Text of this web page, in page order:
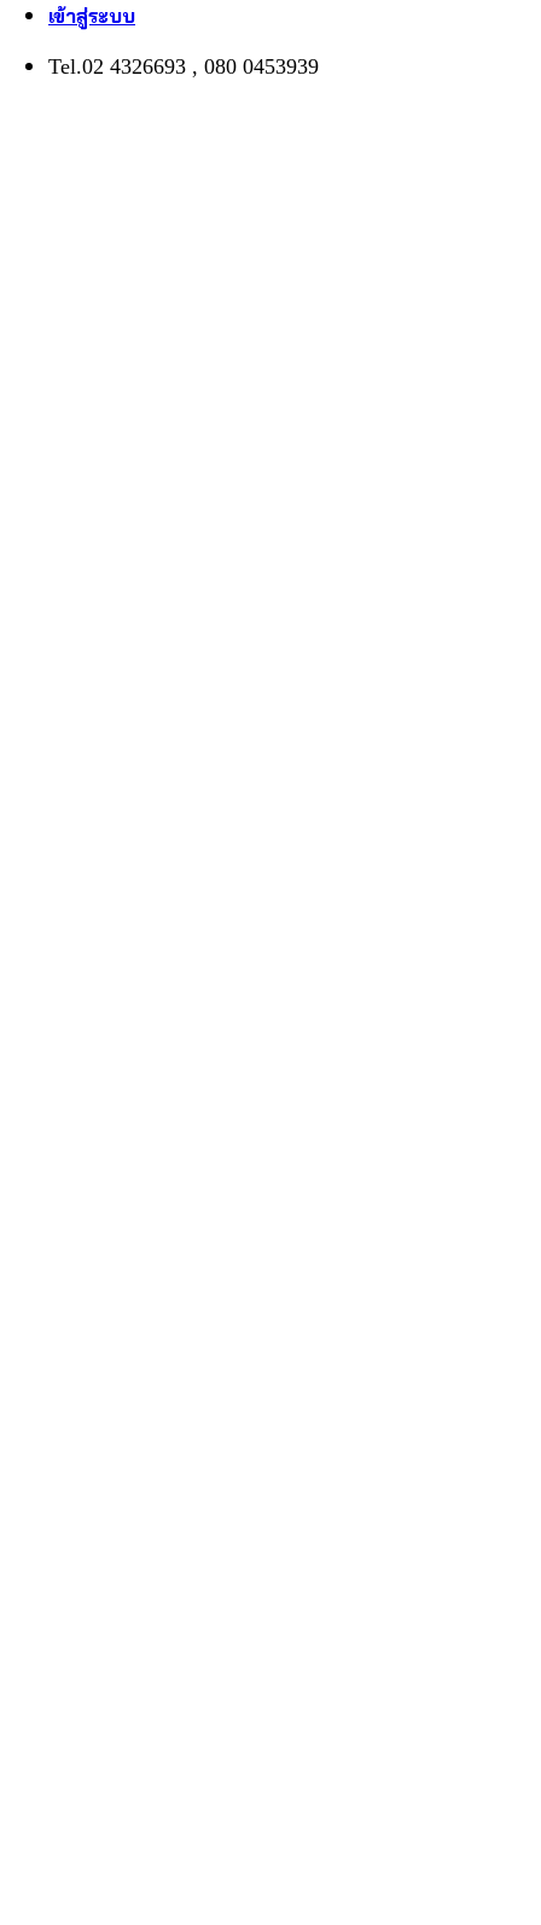
เข้าสู่ระบบ
Tel.02 4326693 , 080 0453939